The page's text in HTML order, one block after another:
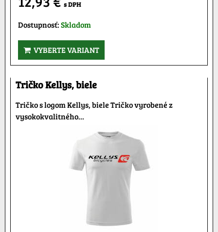
s DPH
Dostupnosť:Skladom
VYBERTE VARIANT
Tričko Kellys, biele
Tričko s logom Kellys, biele Tričko vyrobené z
vysokokvalitného...